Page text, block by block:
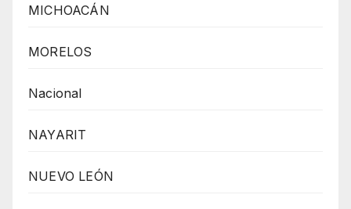
MICHOACÁN
MORELOS
Nacional
NAYARIT
NUEVO LEÓN